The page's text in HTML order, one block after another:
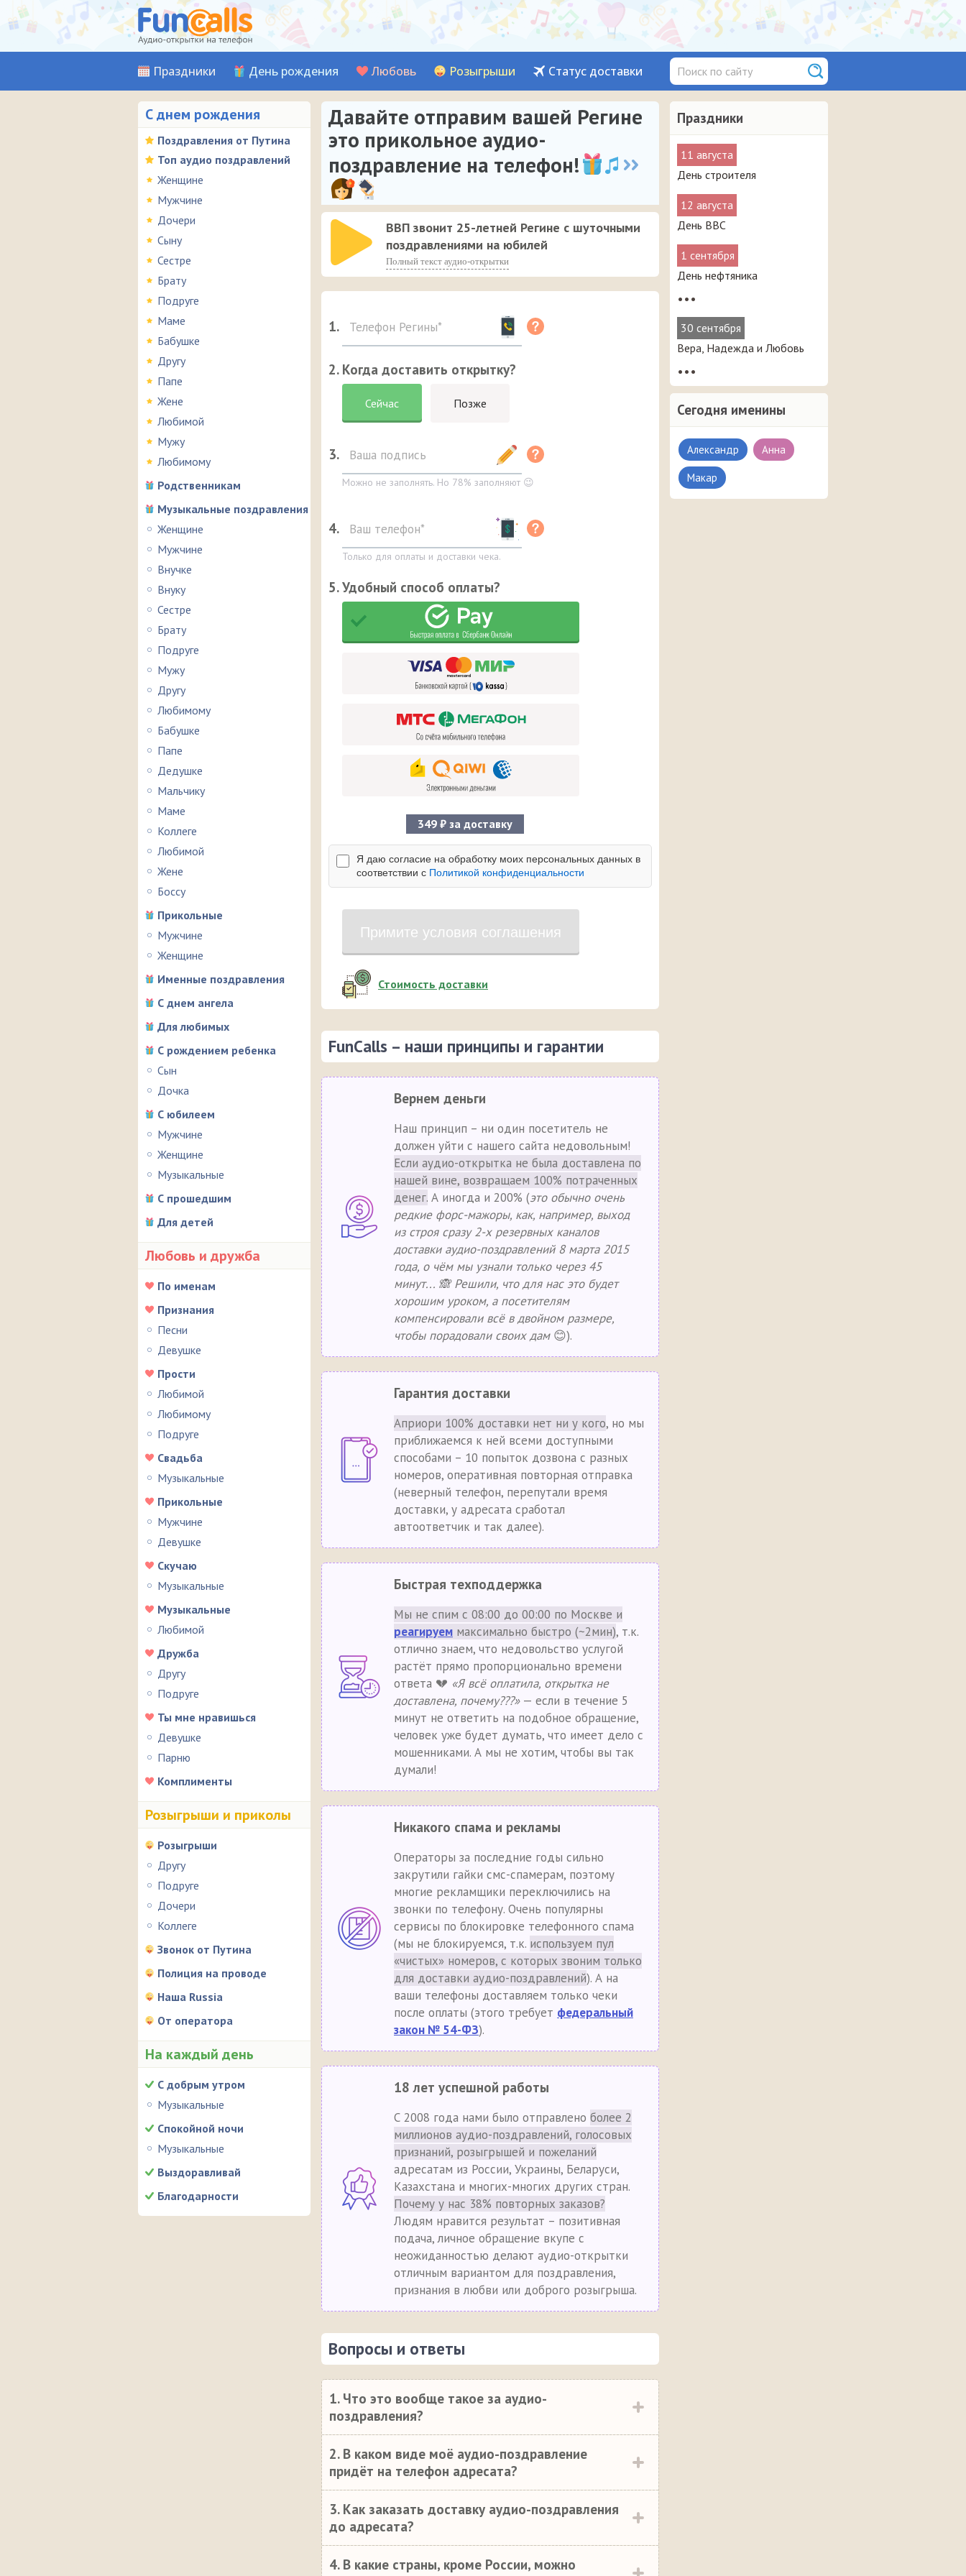
Праздники День рождения Любовь Розыгрыши Статус доставки
С днем рождения
Поздравления от Путина
Топ аудио поздравлений
Женщине
Мужчине
Дочери
Сыну
Сестре
Брату
Подруге
Маме
Бабушке
Другу
Папе
Жене
Любимой
Мужу
Любимому
Родственникам
Музыкальные поздравления
Женщине
Мужчине
Внучке
Внуку
Сестре
Брату
Подруге
Мужу
Другу
Любимому
Бабушке
Папе
Дедушке
Мальчику
Маме
Коллеге
Любимой
Жене
Боссу
Прикольные
Мужчине
Женщине
Именные поздравления
С днем ангела
Для любимых
С рождением ребенка
Сын
Дочка
С юбилеем
Мужчине
Женщине
Музыкальные
С прошедшим
Для детей
Любовь и дружба
По именам
Признания
Песни
Девушке
Прости
Любимой
Любимому
Подруге
Свадьба
Музыкальные
Прикольные
Мужчине
Девушке
Скучаю
Музыкальные
Музыкальные
Любимой
Дружба
Другу
Подруге
Ты мне нравишься
Девушке
Парню
Комплименты
Розыгрыши и приколы
Розыгрыши
Другу
Подруге
Дочери
Коллеге
Звонок от Путина
Полиция на проводе
Наша Russia
От оператора
На каждый день
С добрым утром
Музыкальные
Спокойной ночи
Музыкальные
Выздоравливай
Благодарности
Праздники
11 августа
День строителя
12 августа
День ВВС
1 сентября
День нефтяника
•••
30 сентября
Вера, Надежда и Любовь
•••
Сегодня именины
Александр Анна
Макар
Давайте отправим вашей Регине
это прикольное аудио-
поздравление на телефон!
ВВП звонит 25-летней Регине с шуточными
поздравлениями на юбилей
Полный текст аудио-открытки
1.
2. Когда доставить открытку?
Сейчас Позже
3.
Можно не заполнять. Но 78% заполняют 😉
4.
Только для оплаты и доставки чека.
5. Удобный способ оплаты?
349 ₽ за доставку
Я даю согласие на обработку моих персональных данных в
соответствии с Политикой конфиденциальности
Примите условия соглашения
Стоимость доставки
FunCalls – наши принципы и гарантии
Вернем деньги
Наш принцип – ни один посетитель не
должен уйти с нашего сайта недовольным!
Если аудио-открытка не была доставлена по
нашей вине, возвращаем 100% потраченных
денег. А иногда и 200% (это обычно очень
редкие форс-мажоры, как, например, выход
из строя сразу 2-х резервных каналов
доставки аудио-поздравлений 8 марта 2015
года, о чём мы узнали только через 45
минут... 🙈 Решили, что для нас это будет
хорошим уроком, а посетителям
компенсировали всё в двойном размере,
чтобы порадовали своих дам😊).
Гарантия доставки
Априори 100% доставки нет ни у кого, но мы
приближаемся к ней всеми доступными
способами – 10 попыток дозвона с разных
номеров, оперативная повторная отправка
(неверный телефон, перепутали время
доставки, у адресата сработал
автоответчик и так далее).
Быстрая техподдержка
Мы не спим с 08:00 до 00:00 по Москве и
реагируем максимально быстро (~2мин), т.к.
отлично знаем, что недовольство услугой
растёт прямо пропорционально времени
ответа 💔 «Я всё оплатила, открытка не
доставлена, почему???»— если в течение 5
минут не ответить на подобное обращение,
человек уже будет думать, что имеет дело с
мошенниками. А мы не хотим, чтобы вы так
думали!
Никакого спама и рекламы
Операторы за последние годы сильно
закрутили гайки смс-спамерам, поэтому
многие рекламщики переключились на
звонки по телефону. Очень популярны
сервисы по блокировке телефонного спама
(мы не блокируемся, т.к. используем пул
«чистых» номеров, с которых звоним только
для доставки аудио-поздравлений). А на
ваши телефоны доставляем только чеки
после оплаты (этого требует федеральный
закон № 54-ФЗ).
18 лет успешной работы
С 2008 года нами было отправлено более 2
миллионов аудио-поздравлений, голосовых
признаний, розыгрышей и пожеланий
адресатам из России, Украины, Беларуси,
Казахстана и многих-многих других стран.
Почему у нас 38% повторных заказов?
Людям нравится результат – позитивная
подача, личное обращение вкупе с
неожиданностью делают аудио-открытки
отличным вариантом для поздравления,
признания в любви или доброго розыгрыша.
Вопросы и ответы
1. Что это вообще такое за аудио-
поздравления?
2. В каком виде моё аудио-поздравление
придёт на телефон адресата?
3. Как заказать доставку аудио-поздравления
до адресата?
4. В какие страны, кроме России, можно